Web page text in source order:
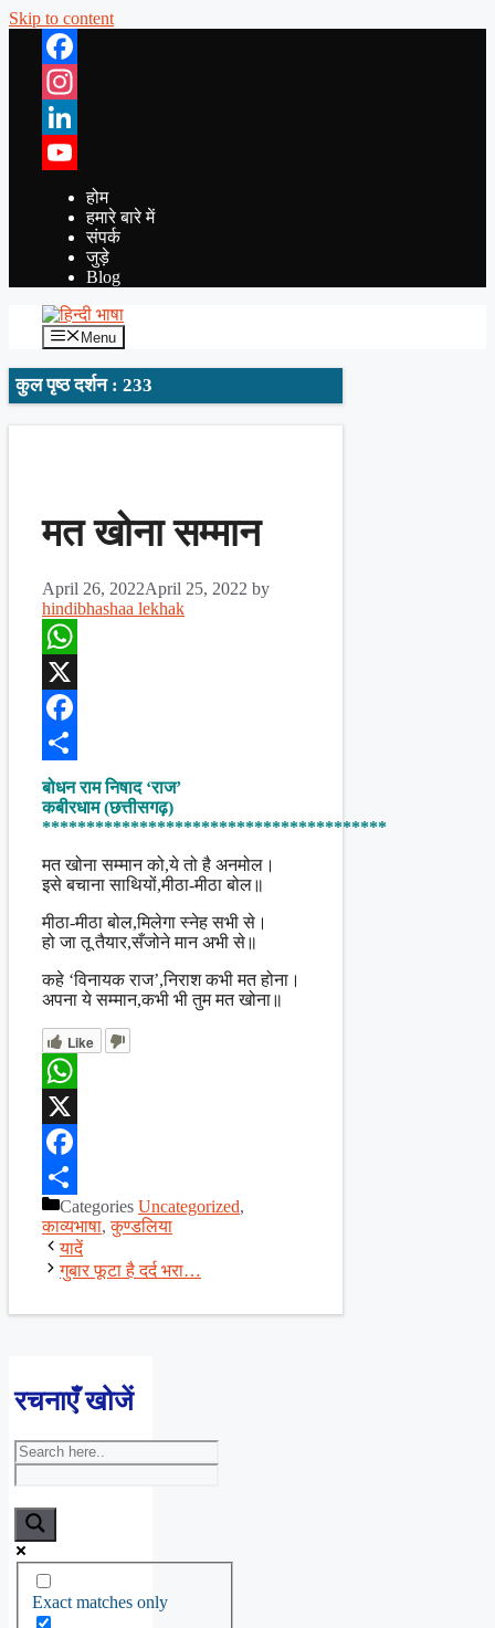
Skip to content
Facebook
Instagram
LinkedIn
YouTube
होम
हमारे बारे में
संपर्क
जुड़े
Blog
Menu
कुल पृष्ठ दर्शन : 233
मत खोना सम्मान
April 26, 2022April 25, 2022 by
hindibhashaa lekhak
WhatsApp
X
Facebook
Share
बोधन राम निषाद ‘राज’
कबीरधाम (छत्तीसगढ़)
***************************************
मत खोना सम्मान को,ये तो है अनमोल।
इसे बचाना साथियों,मीठा-मीठा बोल॥
मीठा-मीठा बोल,मिलेगा स्नेह सभी से।
हो जा तू तैयार,सँजोने मान अभी से॥
कहे ‘विनायक राज’,निराश कभी मत होना।
अपना ये सम्मान,कभी भी तुम मत खोना॥
Like
WhatsApp
X
Facebook
ShareCategories Uncategorized,
काव्यभाषा,कुण्डलिया
यादें
गुबार फूटा है दर्द भरा…
रचनाएँ खोजें
Exact matches only